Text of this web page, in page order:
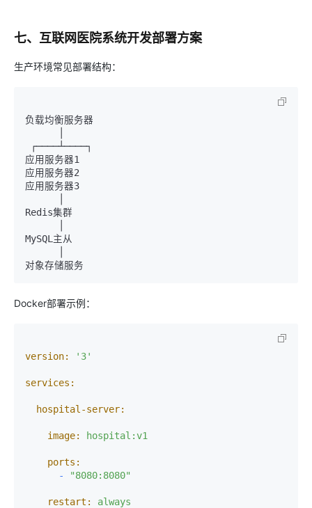
七、互联网医院系统开发部署方案
生产环境常见部署结构：
负载均衡服务器
应用服务器1
应用服务器2
应用服务器3
Redis集群
MySQL主从
Docker部署示例：
version: '3'
services:
hospital-server:
image: hospital:v1
ports:
-
"8080:8080"
restart: always